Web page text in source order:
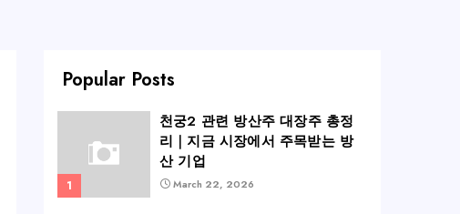
Popular Posts
천궁2 관련 방산주 대장주 총정
리｜지금 시장에서 주목받는 방
산 기업
March 22, 2026